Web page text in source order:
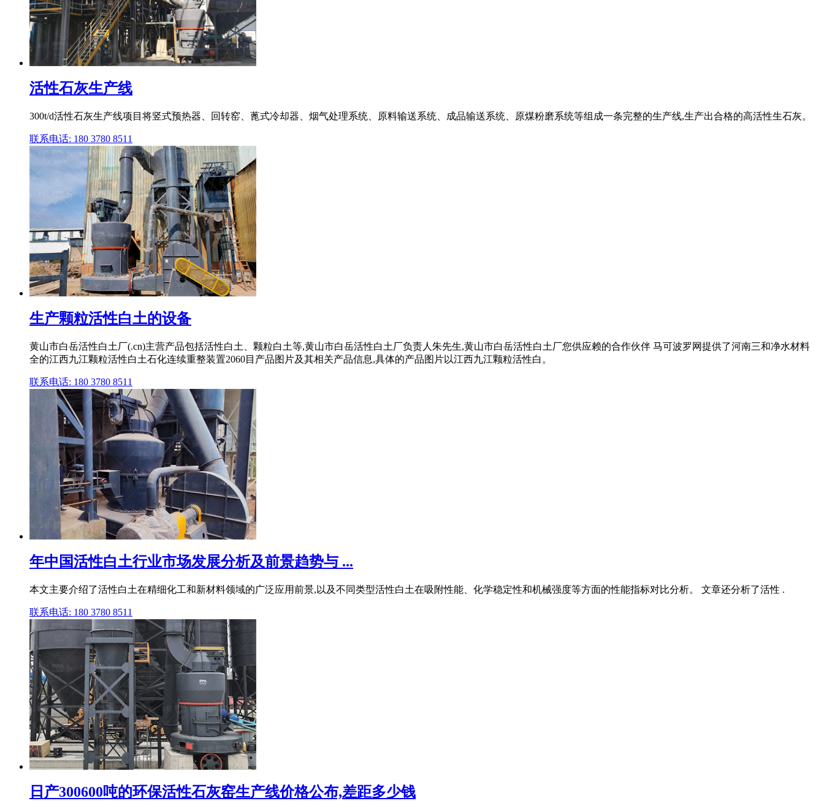
活性石灰生产线
300t/d活性石灰生产线项目将竖式预热器、回转窑、蓖式冷却器、烟气处理系统、原料输送系统、成品输送系统、原煤粉磨系统等组成一条完整的生产线,生产出合格的高活性生石灰。
联系电话: 180 3780 8511
生产颗粒活性白土的设备
黄山市白岳活性白土厂(.cn)主营产品包括活性白土、颗粒白土等,黄山市白岳活性白土厂负责人朱先生,黄山市白岳活性白土厂您供应赖的合作伙伴 马可波罗网提供了河南三和净水材料
全的江西九江颗粒活性白土石化连续重整装置2060目产品图片及其相关产品信息,具体的产品图片以江西九江颗粒活性白。
联系电话: 180 3780 8511
年中国活性白土行业市场发展分析及前景趋势与 ...
本文主要介绍了活性白土在精细化工和新材料领域的广泛应用前景,以及不同类型活性白土在吸附性能、化学稳定性和机械强度等方面的性能指标对比分析。 文章还分析了活性 .
联系电话: 180 3780 8511
日产300600吨的环保活性石灰窑生产线价格公布,差距多少钱